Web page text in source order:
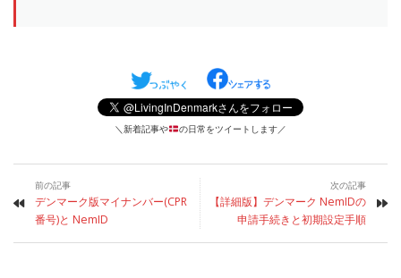
＼新着記事や の日常をツイートします／
前の記事
デンマーク版マイナンバー(CPR
番号)と NemID
次の記事
【詳細版】デンマーク NemIDの
申請手続きと初期設定手順